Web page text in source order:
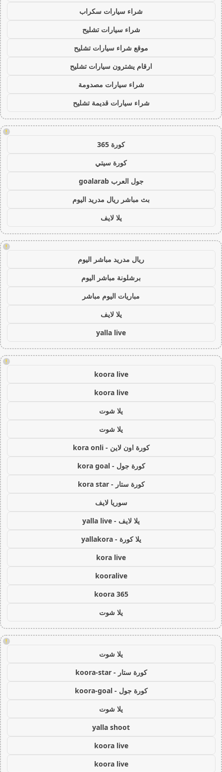
شراء سيارات سكراب
شراء سيارات تشليح
موقع شراء سيارات تشليح
ارقام يشترون سيارات تشليح
شراء سيارات مصدومة
شراء سيارات قديمة تشليح
!
كورة 365
كورة سيتي
جول العرب goalarab
بث مباشر ريال مدريد اليوم
يلا لايف
!
ريال مدريد مباشر اليوم
برشلونة مباشر اليوم
مباريات اليوم مباشر
يلا لايف
yalla live
!
koora live
koora live
يلا شوت
يلا شوت
كورة اون لاين - kora onli
كورة جول - kora goal
كورة ستار - kora star
سوريا لايف
يلا لايف - yalla live
يلا كورة - yallakora
kora live
kooralive
koora 365
يلا شوت
!
يلا شوت
كورة ستار - koora-star
كورة جول - koora-goal
يلا شوت
yalla shoot
koora live
koora live